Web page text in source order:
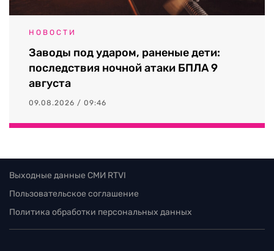
НОВОСТИ
Заводы под ударом, раненые дети:
последствия ночной атаки БПЛА 9
августа
09.08.2026 / 09:46
Выходные данные СМИ RTVI
Пользовательское соглашение
Политика обработки персональных данных